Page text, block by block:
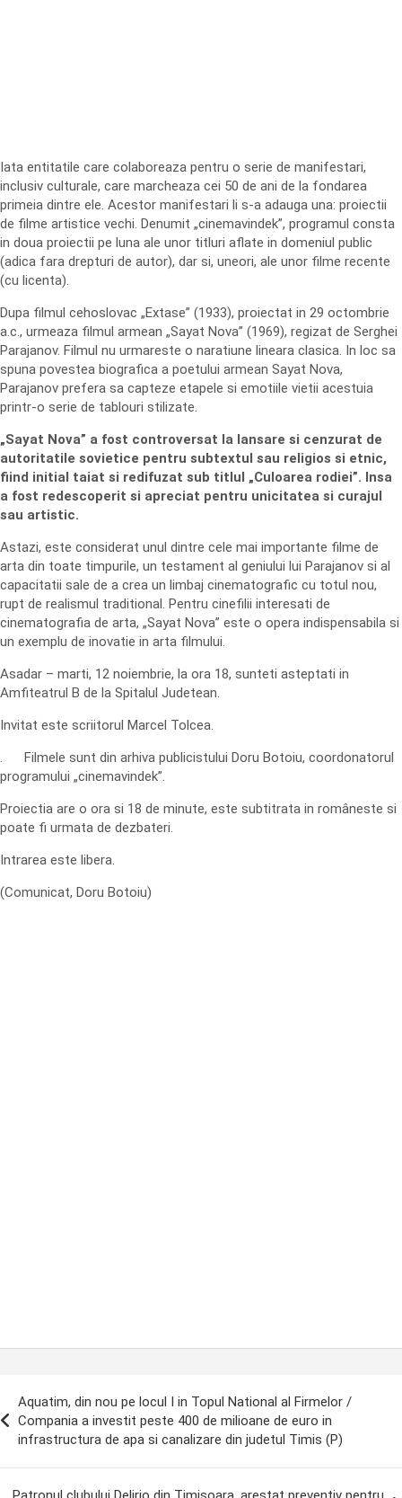
Iata entitatile care colaboreaza pentru o serie de manifestari,
inclusiv culturale, care marcheaza cei 50 de ani de la fondarea
primeia dintre ele. Acestor manifestari li s-a adauga una: proiectii
de filme artistice vechi. Denumit „cinemavindek”, programul consta
in doua proiectii pe luna ale unor titluri aflate in domeniul public
(adica fara drepturi de autor), dar si, uneori, ale unor filme recente
(cu licenta).
Dupa filmul cehoslovac „Extase” (1933), proiectat in 29 octombrie
a.c., urmeaza filmul armean „Sayat Nova” (1969), regizat de Serghei
Parajanov. Filmul nu urmareste o naratiune lineara clasica. In loc sa
spuna povestea biografica a poetului armean Sayat Nova,
Parajanov prefera sa capteze etapele si emotiile vietii acestuia
printr-o serie de tablouri stilizate.
„Sayat Nova” a fost controversat la lansare si cenzurat de
autoritatile sovietice pentru subtextul sau religios si etnic,
fiind initial taiat si redifuzat sub titlul „Culoarea rodiei”. Insa
a fost redescoperit si apreciat pentru unicitatea si curajul
sau artistic.
Astazi, este considerat unul dintre cele mai importante filme de
arta din toate timpurile, un testament al geniului lui Parajanov si al
capacitatii sale de a crea un limbaj cinematografic cu totul nou,
rupt de realismul traditional. Pentru cinefilii interesati de
cinematografia de arta, „Sayat Nova” este o opera indispensabila si
un exemplu de inovatie in arta filmului.
Asadar – marti, 12 noiembrie, la ora 18, sunteti asteptati in
Amfiteatrul B de la Spitalul Judetean.
Invitat este scriitorul Marcel Tolcea.
. Filmele sunt din arhiva publicistului Doru Botoiu, coordonatorul
programului „cinemavindek”.
Proiectia are o ora si 18 de minute, este subtitrata in româneste si
poate fi urmata de dezbateri.
Intrarea este libera.
(Comunicat, Doru Botoiu)
Aquatim, din nou pe locul I in Topul National al Firmelor /
Compania a investit peste 400 de milioane de euro in
infrastructura de apa si canalizare din judetul Timis (P)